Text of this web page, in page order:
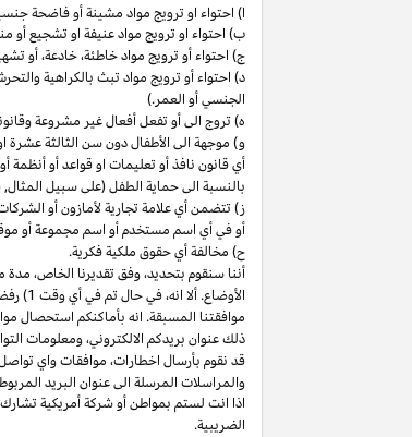
ا) احتواء او ترويج مواد مشينة أو فاضحة
ب) احتواء او ترويج موادعنيفة او تشجيع أو
ج) احتواء أو ترويج موادخاطئة،خادعة،أو
د) احتواء أو ترويج مواد تبث بالكراهية
الجنسي أو العمر.)
ه) تروج الى أو تفعل أفعال غير مشروعة
و) موجهة الى الأطفال دون سن الثالثة
أي قانون نافذ أو تعليمات او قواعد أو أنظمة
بالنسبة الى حماية الطفل (على سبيل
ز) تتضمن أي علامة تجارية لأمازون أو
أو في أي اسم مستخدم أو اسم مجموعة أو
ح) مخالفة أي حقوق ملكية فكرية.
أننا سنقوم بتحديد،وفق تقديرنا الخاص، مدة
الأوضاع. ألا انه،في حال تم في أي وقت 1) رفض طلبكم لأي سبب
موافقتنا المسبقة. انه بأماكنكم استحصال
ذلك عنوان بريدكم الالكتروني،ومعلومات
قد نقوم بأرسال اخطارات، موافقات واي
والمراسلات المرسلة الى عنوان البريد
اذا انت لستم بمواطن أو شركة أمريكية
الضريبية.